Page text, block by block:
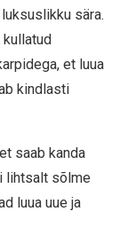
sära.
et luua
kindlasti
saab kanda
lihtsalt sõlme
luua uue ja